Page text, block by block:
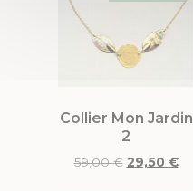
Collier Mon Jardin
2
59,00€ 29,50 €